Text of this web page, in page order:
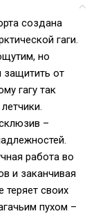
создана
гаги.
но
защитить от
гагу так
–
работа во
и заканчивая
теряет своих
пухом –